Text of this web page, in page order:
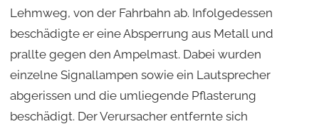
Lehmweg, von der Fahrbahn ab. Infolgedessen
beschädigte er eine Absperrung aus Metall und
prallte gegen den Ampelmast. Dabei wurden
einzelne Signallampen sowie ein Lautsprecher
abgerissen und die umliegende Pflasterung
beschädigt. Der Verursacher entfernte sich